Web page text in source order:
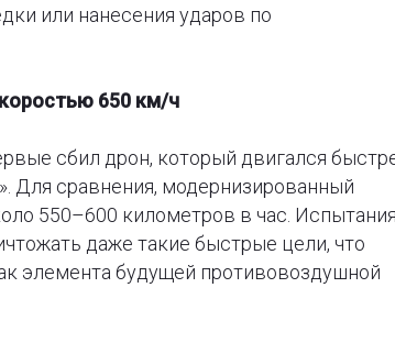
или нанесения ударов по
650 км/ч
сбил дрон, который двигался
Для сравнения, модернизированный
550–600 километров в час. Испытания
даже такие быстрые цели, что
элемента будущей противовоздушной